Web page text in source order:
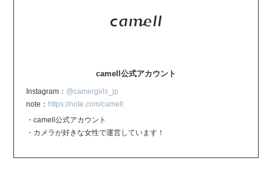
camell公式アカウント
Instagram： @camergirls_jp
note： https://note.com/camell
・camell公式アカウント
・カメラが好きな女性で運営しています！